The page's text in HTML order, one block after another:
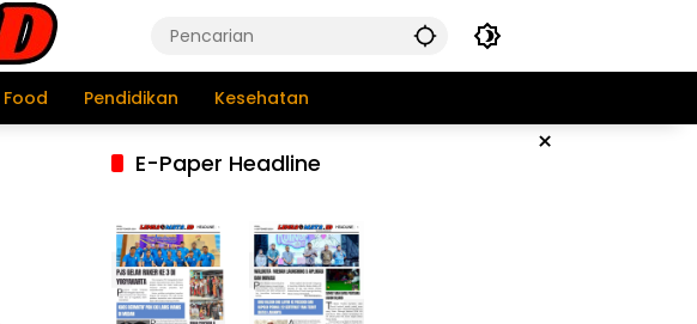
Food Pendidikan Kesehatan
×
E-Paper Headline